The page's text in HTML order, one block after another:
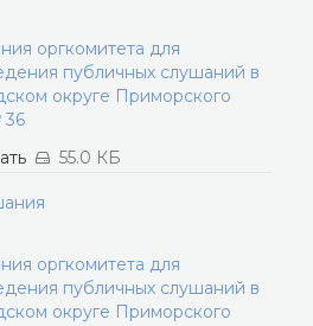
оргкомитета для
публичных слушаний в
округе Приморского
36
55.0 КБ
оргкомитета для
публичных слушаний в
округе Приморского